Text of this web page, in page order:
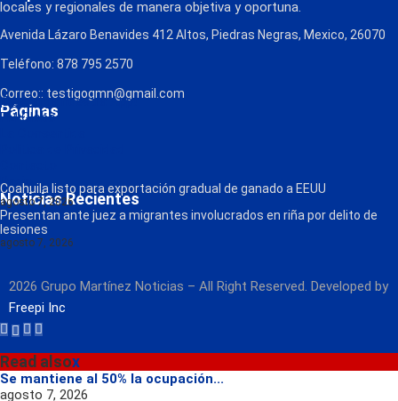
locales y regionales de manera objetiva y oportuna.
Avenida Lázaro Benavides 412 Altos, Piedras Negras, Mexico, 26070
Teléfono: 878 795 2570
Correo:: testigogmn@gmail.com
Páginas
¡Descarga nuestra App!
FM Globo
Radio
Noticias Recientes
Coahuila listo para exportación gradual de ganado a EEUU
agosto 7, 2026
Presentan ante juez a migrantes involucrados en riña por delito de
lesiones
agosto 7, 2026
2026 Grupo Martínez Noticias – All Right Reserved. Developed by
Freepi Inc
Read alsox
Se mantiene al 50% la ocupación...
agosto 7, 2026